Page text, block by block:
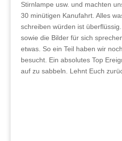
Stirnlampe usw. und machten
30 minütigen Kanufahrt. Alles
schreiben würden ist
sowie die Bilder für sich
etwas. So ein Teil haben wir
besucht. Ein absolutes Top
auf zu sabbeln. Lehnt Euch